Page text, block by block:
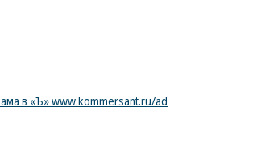
в «Ъ» www.kommersant.ru/ad